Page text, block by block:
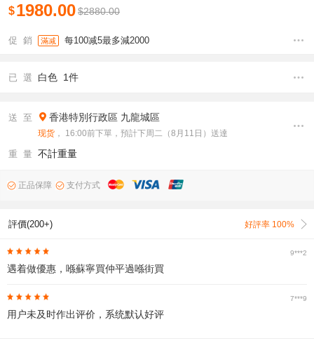
$1980.00$2880.00
促 銷 滿减 每100减5最多減2000
已 選 白色 1件
送 至 香港特別行政區 九龍城區
现货 ， 16:00前下單，預計下周二（8月11日）送達
重 量 不計重量
正品保障 支付方式
評價(200+) 好評率 100%
9***2
遇着做優惠，喺蘇寧買仲平過喺街買
7***9
用户未及时作出评价，系统默认好评